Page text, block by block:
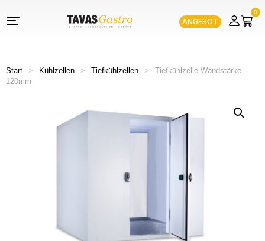
ANGEBOT
0
Start > Kühlzellen > Tiefkühlzellen >
Tiefkühlzelle Wandstärke
120mm